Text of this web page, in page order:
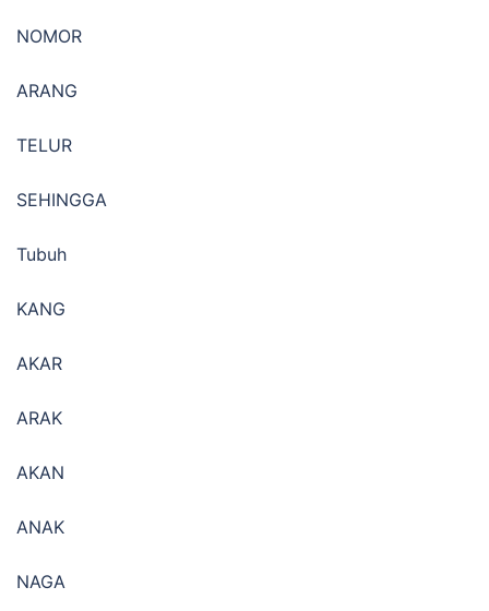
NOMOR
ARANG
TELUR
SEHINGGA
Tubuh
KANG
AKAR
ARAK
AKAN
ANAK
NAGA